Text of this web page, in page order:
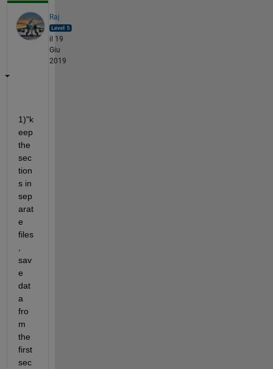
Raj
il 19
Giu
2019
1)"k
eep
the
sec
tion
s in
sep
arat
e
files
sav
e
dat
a
fro
m
the
first
sec